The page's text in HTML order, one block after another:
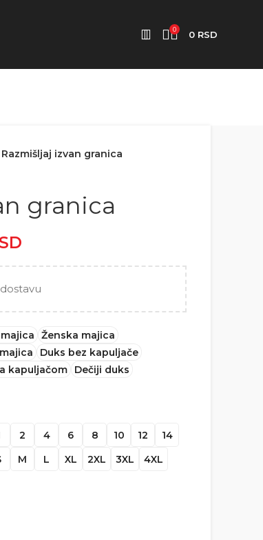
0 0 RSD
Razmišljaj izvan granica
granica
2.500 RSD do 5.000 RSD
Ženska majica
Duks bez kapuljače
kapuljačom
Dečiji duks
2 4 6 8 10 12
14
M L XL 2XL 3XL
4XL